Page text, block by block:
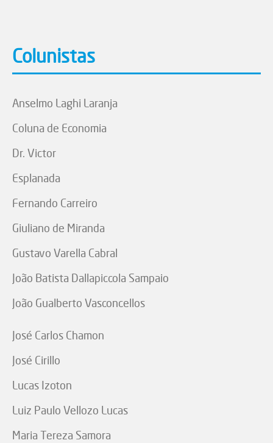
Colunistas
Anselmo Laghi Laranja
Coluna de Economia
Dr. Victor
Esplanada
Fernando Carreiro
Giuliano de Miranda
Gustavo Varella Cabral
João Batista Dallapiccola Sampaio
João Gualberto Vasconcellos
José Carlos Chamon
José Cirillo
Lucas Izoton
Luiz Paulo Vellozo Lucas
Maria Tereza Samora